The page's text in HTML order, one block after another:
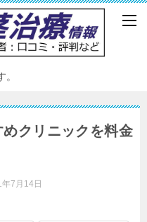
クリニックを料金
7月14日